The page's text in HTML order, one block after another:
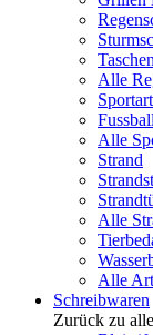
Alle
Alle
Strand
Alle
Alle
Schreibwaren
Zurück zu